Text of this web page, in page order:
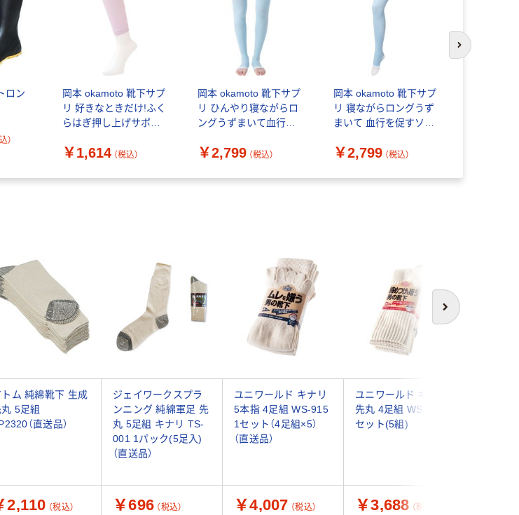
ロン
）
岡本 okamoto 靴下サプ
リ 好きなときだけ!ふく
らはぎ押し上げサポー
975-05-83 1足（直送品）
￥1,614 （税込）
岡本 okamoto 靴下サプ
リ ひんやり寝ながらロ
ングうずまいて血行を
ックス 638-992E-24-64
￥2,799 （税込）
岡本 okamoto 靴下サプ
リ 寝ながらロングうず
まいて 血行を促すソッ
638-991E-24-64 1足（直
￥2,799 （税込）
次のスライド
次へ
トム 純綿靴下 生成
丸 5足組
（直送品）
ジェイワークスプラ
ンニング 純綿軍足 先
丸 5足組 キナリ TS-
001 1パック(5足入)
（直送品）
ユニワールド キナリ
5本指 4足組 WS-915
1セット（4足組×5）
（直送品）
ユニワールド キナリ
先丸 4足組 WS-901 1
セット(5組)
2,110 （税込） ￥696 （税込） ￥4,007 （税込） ￥3,688 （税込）